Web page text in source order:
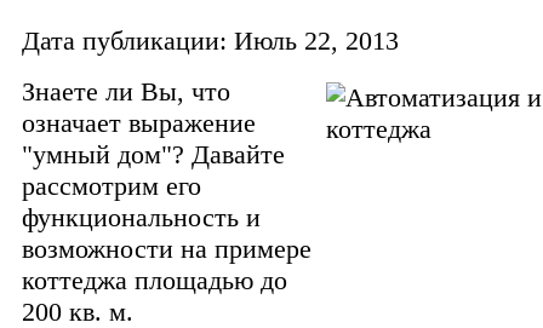
Дата публикации: Июль 22, 2013
Знаете ли Вы, что
означает выражение
"умный дом"? Давайте
рассмотрим его
функциональность и
возможности на примере
коттеджа площадью до
200 кв. м.